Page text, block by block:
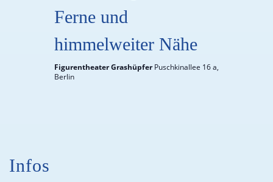
Ferne und
himmelweiter Nähe
Figurentheater GrashüpferPuschkinallee 16 a,
Berlin
Infos